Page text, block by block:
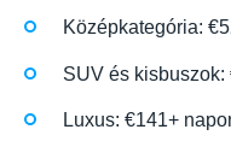
Középkategória:
SUV és
Luxus: €141+